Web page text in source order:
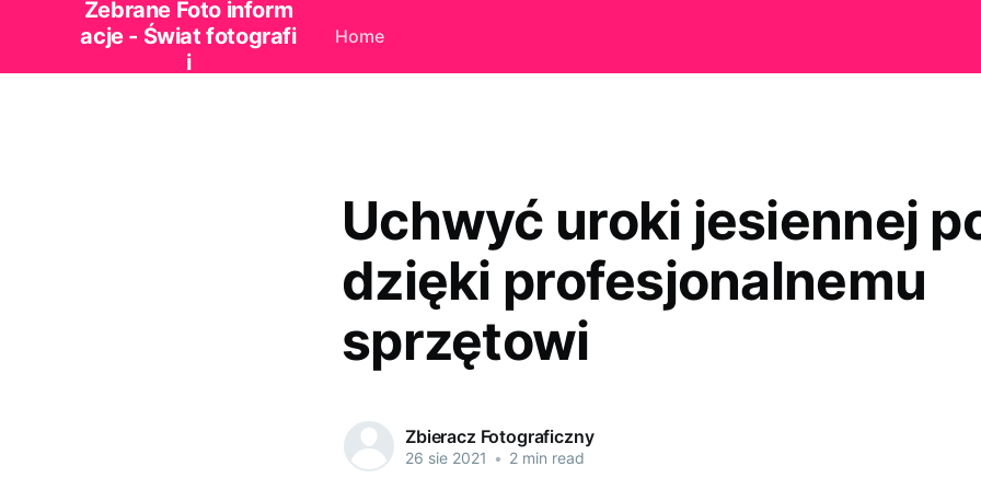
Zebrane Foto inform
acje - Świat fotografi
i
Home
Uchwyć uroki jesiennej
dzięki profesjonalnemu
sprzętowi
Zbieracz Fotograficzny
26 sie 2021 • 2 min read